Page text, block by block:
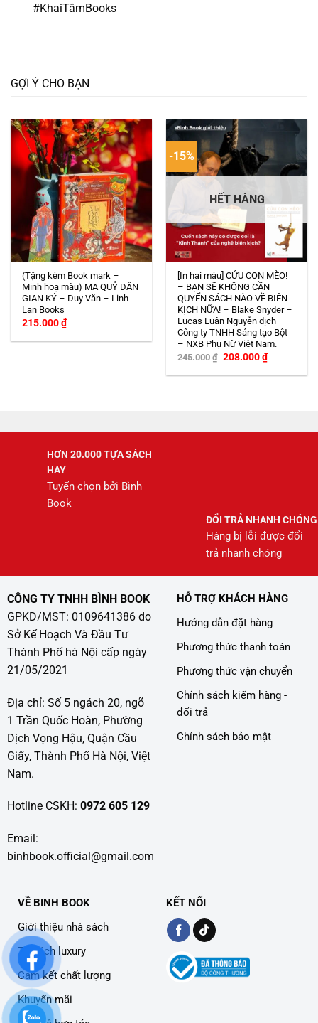
#KhaiTâmBooks
GỢI Ý CHO BẠN
(Tặng kèm Book mark –
Minh hoạ màu) MA QUỶ DÂN
GIAN KÝ – Duy Văn – Linh
Lan Books
215.000₫
-15%
HẾT HÀNG
[In hai màu] CỨU CON MÈO!
– BẠN SẼ KHÔNG CẦN
QUYỂN SÁCH NÀO VỀ BIÊN
KỊCH NỮA! – Blake Snyder –
Lucas Luân Nguyễn dịch –
Công ty TNHH Sáng tạo Bột
– NXB Phụ Nữ Việt Nam.
245.000₫ Giá
là:
208.000₫Giá
hiện
tại
HƠN 20.000 TỰA SÁCH
HAY
Tuyển chọn bởi Bình
Book
ĐỔI TRẢ NHANH CHÓNG
Hàng bị lỗi được đổi
trả nhanh chóng
CÔNG TY TNHH BÌNH BOOK
GPKD/MST: 0109641386 do
Sở Kế Hoạch Và Đầu Tư
Thành Phố hà Nội cấp ngày
21/05/2021
Địa chỉ: Số 5 ngách 20, ngõ
1 Trần Quốc Hoàn, Phường
Dịch Vọng Hậu, Quận Cầu
Giấy, Thành Phố Hà Nội, Việt
Nam.
Hotline CSKH: 0972 605 129
Email:
binhbook.official@gmail.com
HỖ TRỢ KHÁCH HÀNG
Hướng dẫn đặt hàng
Phương thức thanh toán
Phương thức vận chuyển
Chính sách kiểm hàng -
đổi trả
Chính sách bảo mật
VỀ BINH BOOK
Giới thiệu nhà sách
Tủ sách luxury
Cam kết chất lượng
Khuyến mãi
KẾT NỐI